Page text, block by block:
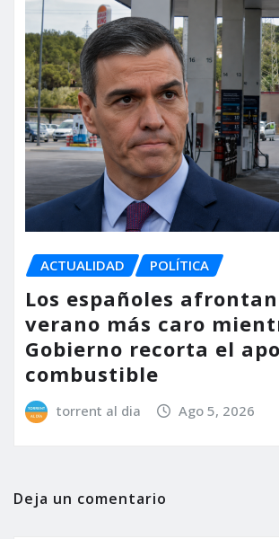
ACTUALIDAD POLÍTICA
Los españoles
verano más caro
Gobierno recorta el
combustible
torrent al dia Ago 5, 2026
Deja un comentario